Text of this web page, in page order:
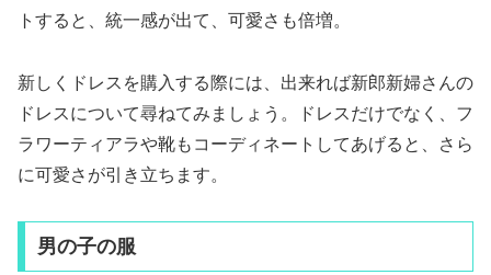
トすると、統一感が出て、可愛さも倍増。
新しくドレスを購入する際には、出来れば新郎新婦さんの
ドレスについて尋ねてみましょう。ドレスだけでなく、フ
ラワーティアラや靴もコーディネートしてあげると、さら
に可愛さが引き立ちます。
男の子の服